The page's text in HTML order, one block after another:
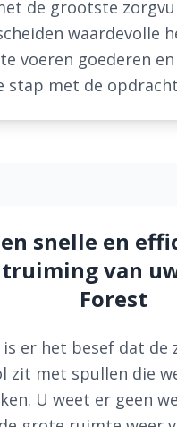
de grootste
waardevolle
voeren goederen
stap met de
snelle en
van
Forest
is er het besef dat de
zit met spullen die
U weet er geen